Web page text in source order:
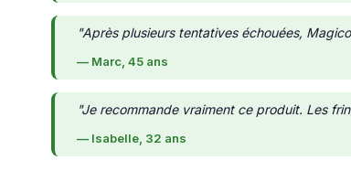
"Après plusieurs tentatives échouées,
— Marc, 45 ans
"Je recommande vraiment ce produit. Les
— Isabelle, 32 ans